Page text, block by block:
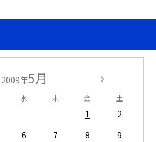
2009年5月
水 木 金 土
1
2
6 7 8
9